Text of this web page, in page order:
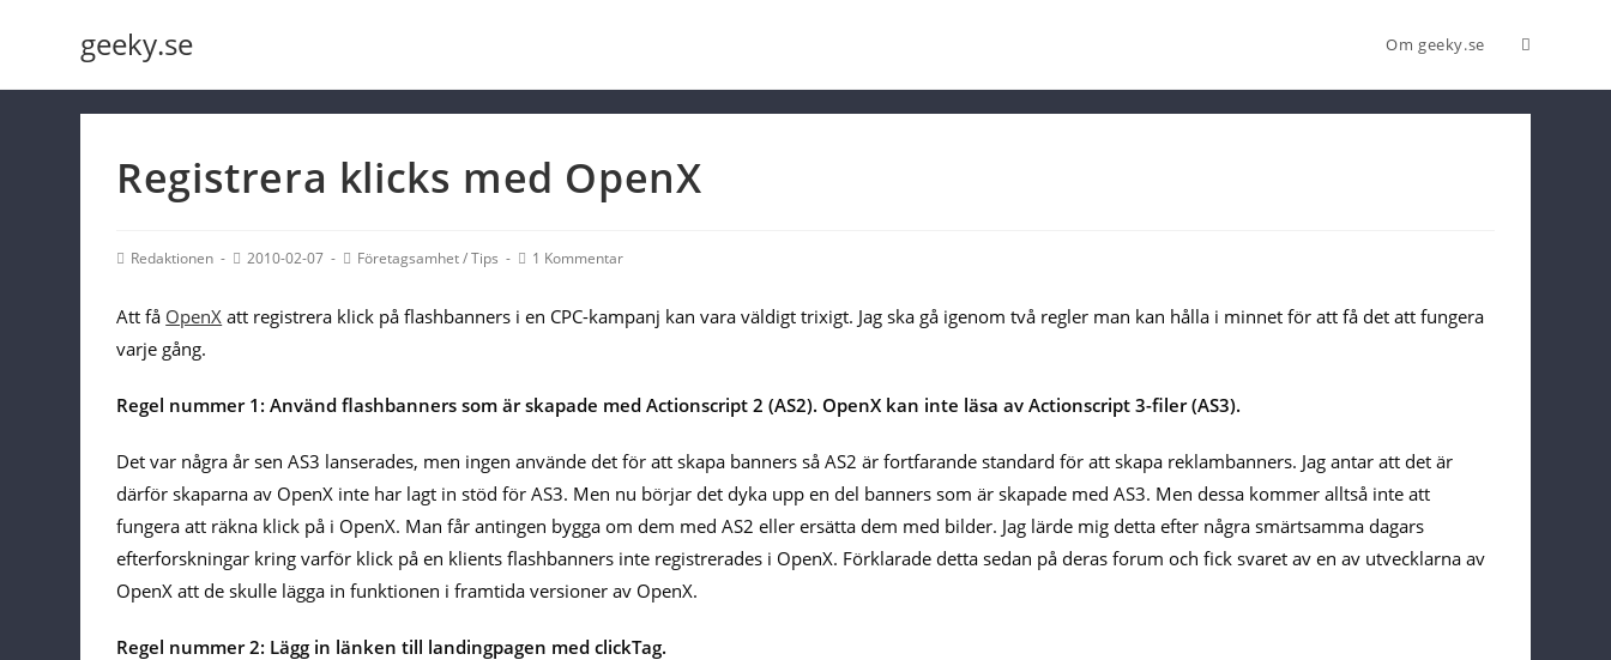
geeky.se Om geeky.se
Registrera klicks med OpenX
PostRedaktionen
Post2010-02-07
PostFöretagsamhet/Tips
Post1 Kommentar
Att få OpenX att registrera klick på flashbanners i en CPC-kampanj kan vara väldigt trixigt. Jag ska gå igenom två regler man kan hålla i minnet för att få det att fungera
varje gång.
Regel nummer 1: Använd flashbanners som är skapade med Actionscript 2 (AS2). OpenX kan inte läsa av Actionscript 3-filer (AS3).
Det var några år sen AS3 lanserades, men ingen använde det för att skapa banners så AS2 är fortfarande standard för att skapa reklambanners. Jag antar att det är
därför skaparna av OpenX inte har lagt in stöd för AS3. Men nu börjar det dyka upp en del banners som är skapade med AS3. Men dessa kommer alltså inte att
fungera att räkna klick på i OpenX. Man får antingen bygga om dem med AS2 eller ersätta dem med bilder. Jag lärde mig detta efter några smärtsamma dagars
efterforskningar kring varför klick på en klients flashbanners inte registrerades i OpenX. Förklarade detta sedan på deras forum och fick svaret av en av utvecklarna av
OpenX att de skulle lägga in funktionen i framtida versioner av OpenX.
Regel nummer 2: Lägg in länken till landingpagen med clickTag.